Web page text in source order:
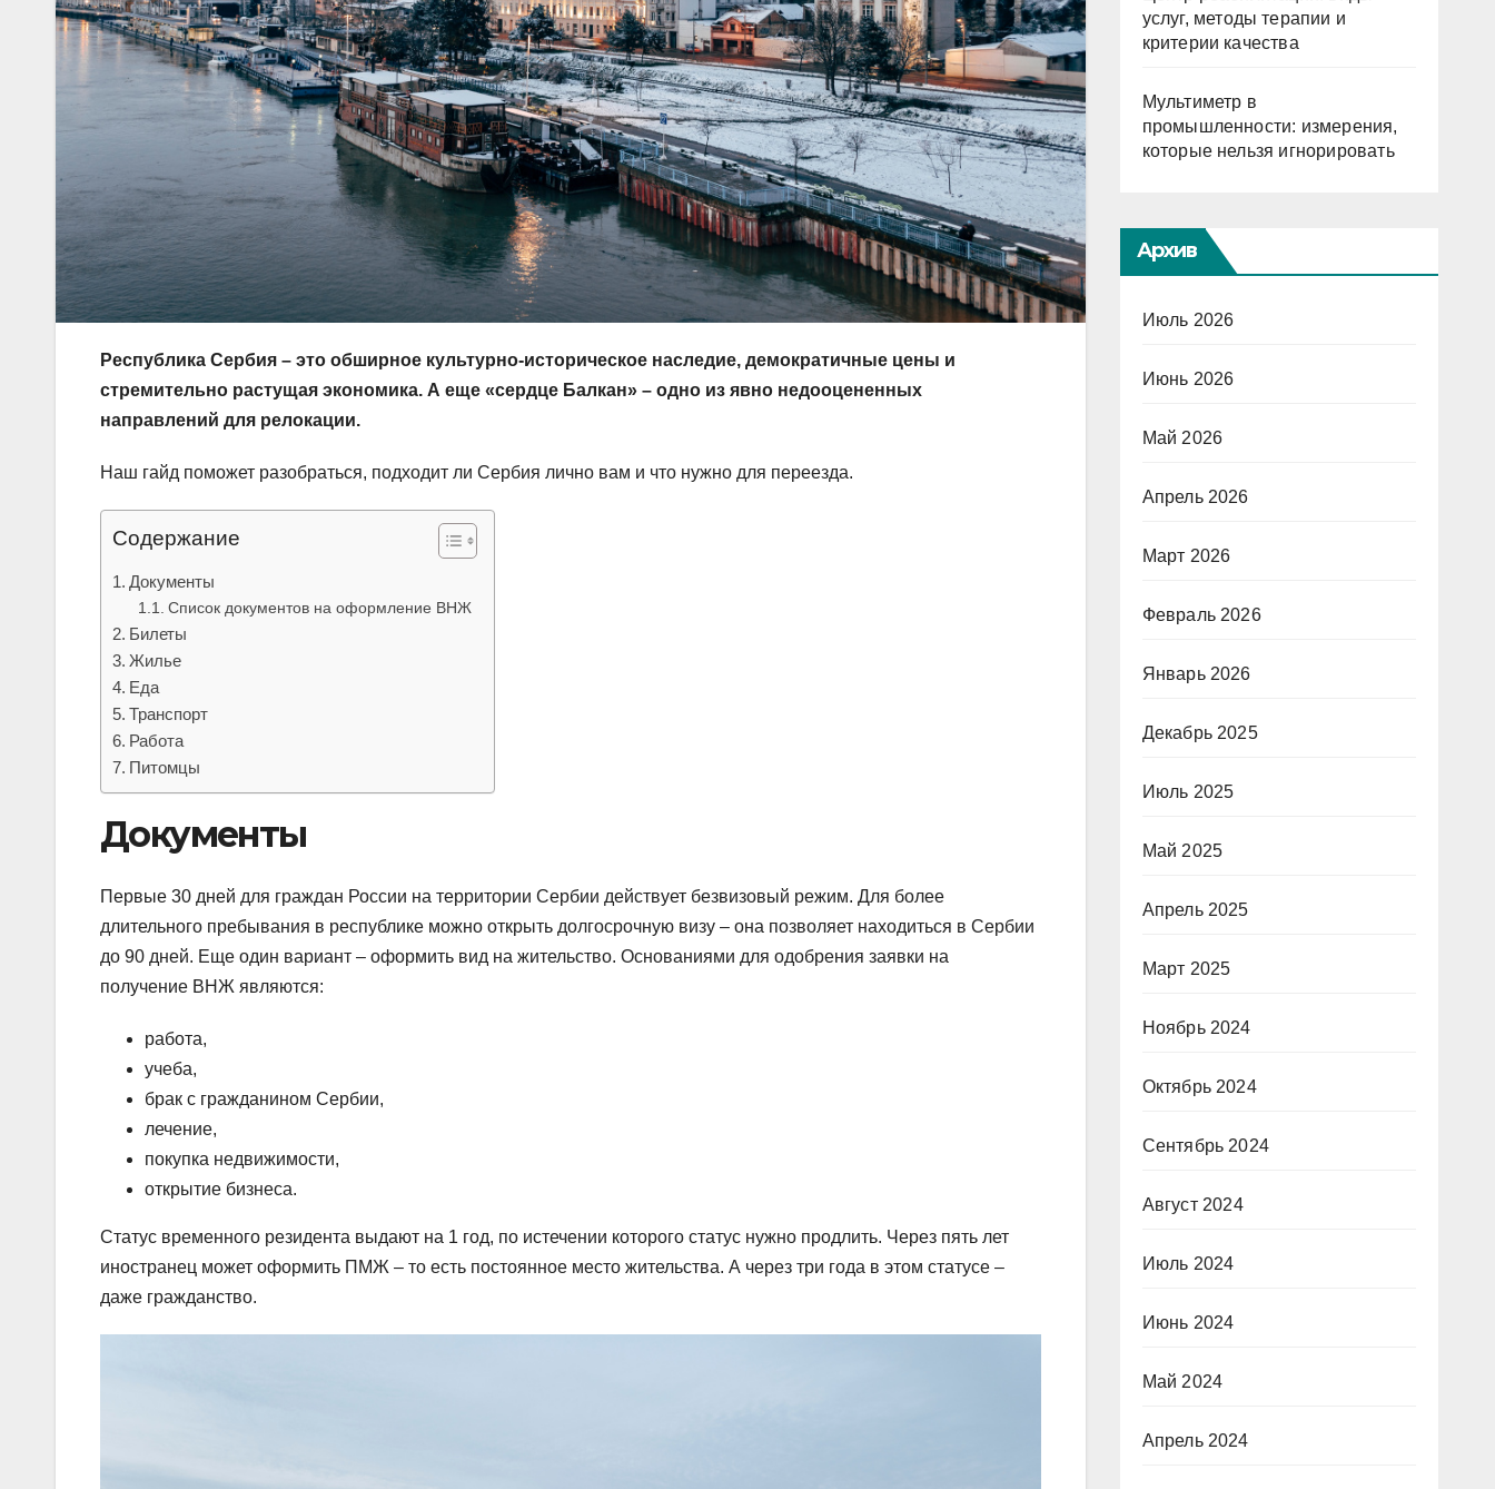
Республика Сербия – это обширное культурно-историческое наследие, демократичные цены и
стремительно растущая экономика. А еще «сердце Балкан» – одно из явно недооцененных
направлений для релокации.
Наш гайд поможет разобраться, подходит ли Сербия лично вам и что нужно для переезда.
Содержание
Документы
Список документов на оформление ВНЖ
Билеты
Жилье
Еда
Транспорт
Работа
Питомцы
Документы
Первые 30 дней для граждан России на территории Сербии действует безвизовый режим. Для более
длительного пребывания в республике можно открыть долгосрочную визу – она позволяет находиться в Сербии
до 90 дней. Еще один вариант – оформить вид на жительство. Основаниями для одобрения заявки на
получение ВНЖ являются:
работа,
учеба,
брак с гражданином Сербии,
лечение,
покупка недвижимости,
открытие бизнеса.
Статус временного резидента выдают на 1 год, по истечении которого статус нужно продлить. Через пять лет
иностранец может оформить ПМЖ – то есть постоянное место жительства. А через три года в этом статусе –
даже гражданство.
услуг, методы терапии и
критерии качества
Мультиметр в
промышленности: измерения,
которые нельзя игнорировать
Архив
Июль 2026
Июнь 2026
Май 2026
Апрель 2026
Март 2026
Февраль 2026
Январь 2026
Декабрь 2025
Июль 2025
Май 2025
Апрель 2025
Март 2025
Ноябрь 2024
Октябрь 2024
Сентябрь 2024
Август 2024
Июль 2024
Июнь 2024
Май 2024
Апрель 2024